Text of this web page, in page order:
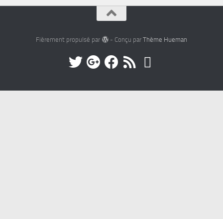
Fièrement propulsé par - Conçu par Thème Hueman